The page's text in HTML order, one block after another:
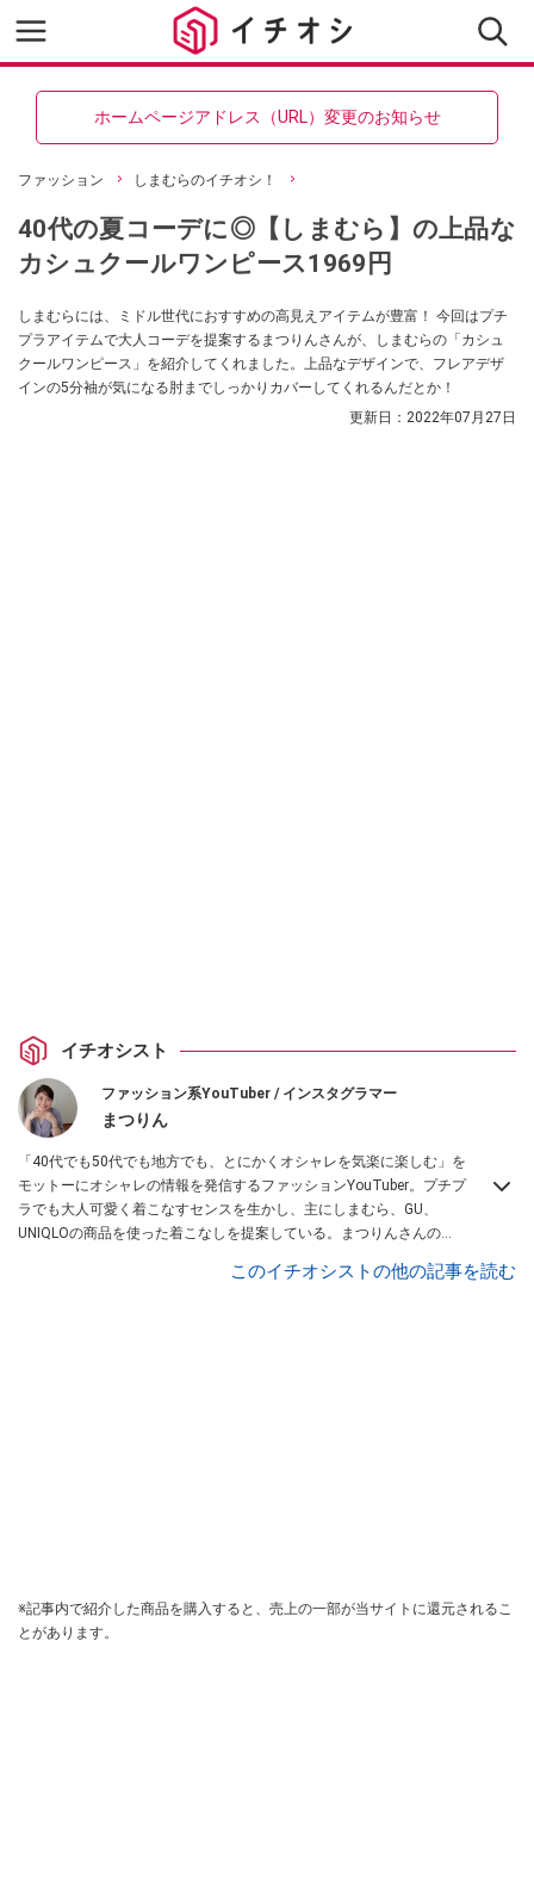
ホームページアドレス（URL）変更のお知らせ
ファッション しまむらのイチオシ！
40代の夏コーデに◎【しまむら】の上品な
カシュクールワンピース1969円
しまむらには、ミドル世代におすすめの高見えアイテムが豊富！ 今回はプチ
プラアイテムで大人コーデを提案するまつりんさんが、しまむらの「カシュ
クールワンピース」を紹介してくれました。上品なデザインで、フレアデザ
インの5分袖が気になる肘までしっかりカバーしてくれるんだとか！
更新日： 2022年07月27日
イチオシスト
ファッション系YouTuber / インスタグラマー
まつりん
「40代でも50代でも地方でも、とにかくオシャレを気楽に楽しむ」を
モットーにオシャレの情報を発信するファッションYouTuber。プチプ
ラでも大人可愛く着こなすセンスを生かし、主にしまむら、GU、
UNIQLOの商品を使った着こなしを提案している。まつりんさんの
このイチオシストの他の記事を読む
※記事内で紹介した商品を購入すると、売上の一部が当サイトに還元されるこ
とがあります。